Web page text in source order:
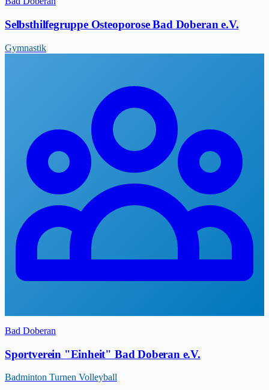
Selbsthilfegruppe Osteoporose Bad Doberan e.V.
Gymnastik
Bad Doberan
Sportverein "Einheit" Bad Doberan e.V.
Badminton Turnen Volleyball